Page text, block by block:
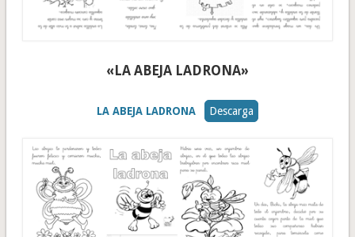
«LA ABEJA LADRONA»
LA ABEJA LADRONA Descarga